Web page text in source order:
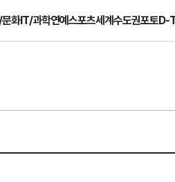
화IT/과학연예스포츠세계수도권포토D-